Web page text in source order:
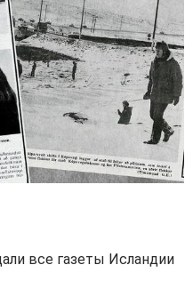
все газеты Исландии